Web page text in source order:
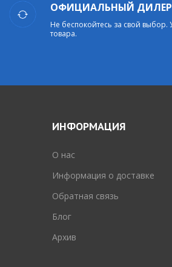
ОФИЦИАЛЬНЫЙ ДИЛЕР
Не беспокойтесь за свой выбор.
товара.
ИНФОРМАЦИЯ
O нас
Информация о доставке
Обратная связь
Блог
Архив